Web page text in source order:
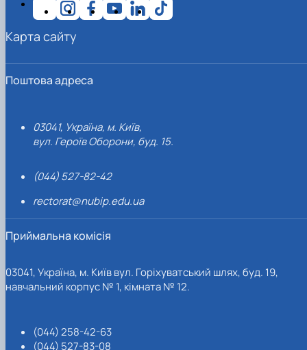
Поштова адреса
03041, Україна, м. Київ,
вул. Героїв Оборони, буд. 15.
(044) 527-82-42
rectorat@nubip.edu.ua
Приймальна комісія
03041, Україна, м. Київ вул. Горіхуватський шлях, буд. 19,
навчальний корпус № 1, кімната № 12.
(044) 258-42-63
(044) 527-83-08
Карта сайту